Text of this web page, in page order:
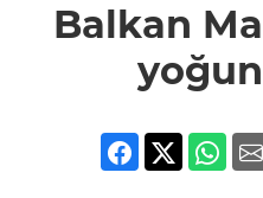
Balkan